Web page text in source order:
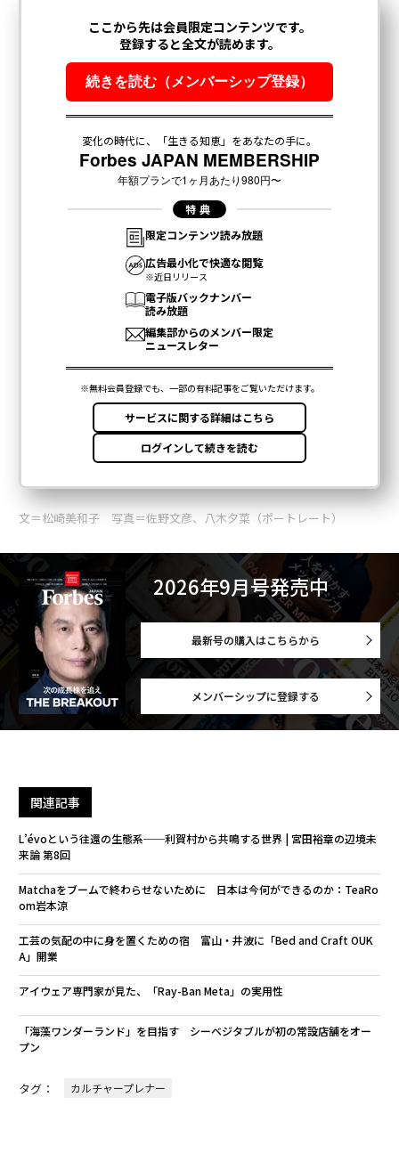
文＝松崎美和子 写真＝佐野文彦、八木夕菜（ポートレート）
2026年9月号発売中
最新号の購入はこちらから
メンバーシップに登録する
関連記事
L’évoという往還の生態系──利賀村から共鳴する世界 | 宮田裕章の辺境未
来論 第8回
Matchaをブームで終わらせないために 日本は今何ができるのか：TeaRo
om岩本涼
工芸の気配の中に身を置くための宿 富山・井波に「Bed and Craft OUK
A」開業
アイウェア専門家が見た、「Ray-Ban Meta」の実用性
「海藻ワンダーランド」を目指す シーベジタブルが初の常設店舗をオー
プン
タグ： カルチャープレナー